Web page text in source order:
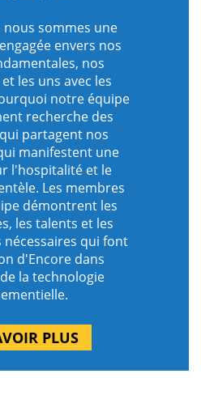
nous sommes une
envers nos
nos
les uns avec les
notre équipe
recherche des
partagent nos
manifestent une
l'hospitalité et le
Les membres
démontrent les
les talents et les
nécessaires qui font
d'Encore dans
la technologie
PLUS